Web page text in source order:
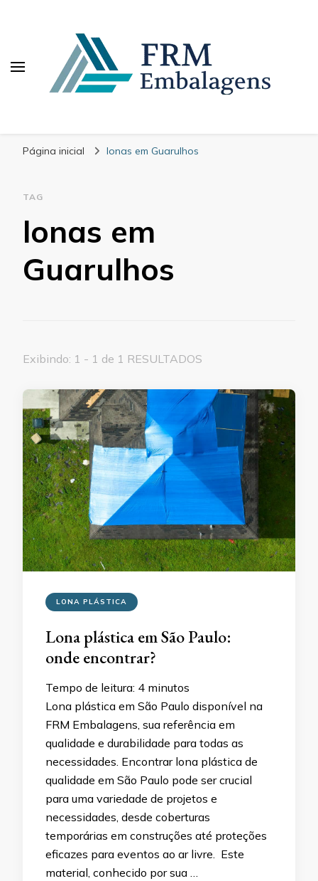
Página inicial lonas em Guarulhos
TAG
lonas em
Guarulhos
Exibindo: 1 - 1 de 1 RESULTADOS
LONA PLÁSTICA
Lona plástica em São Paulo:
onde encontrar?
Tempo de leitura: 4 minutos
Lona plástica em São Paulo disponível na
FRM Embalagens, sua referência em
qualidade e durabilidade para todas as
necessidades. Encontrar lona plástica de
qualidade em São Paulo pode ser crucial
para uma variedade de projetos e
necessidades, desde coberturas
temporárias em construções até proteções
eficazes para eventos ao ar livre. Este
material, conhecido por sua …